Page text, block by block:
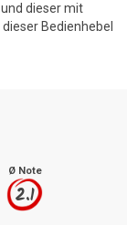
dieser mit
Bedienhebel
Ø Note
2.1